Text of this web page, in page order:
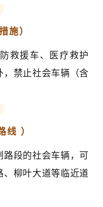
施）
救援车、医疗救护
，禁止社会车辆（含
线 ）
路段的社会车辆，可
柳叶大道等临近道